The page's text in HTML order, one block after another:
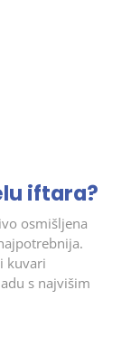
iftara?
osmišljena
kuvari
s najvišim